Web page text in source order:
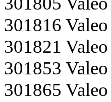
301816
301821
301853
301865